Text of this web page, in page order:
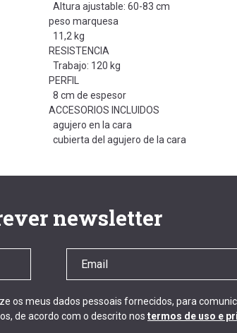
Altura ajustable: 60-83 cm
peso marquesa
11,2 kg
RESISTENCIA
Trabajo: 120 kg
PERFIL
8 cm de espesor
ACCESORIOS INCLUIDOS
agujero en la cara
cubierta del agujero de la cara
newsletter
os meus dados pessoais fornecidos, para
de acordo com o descrito nos termos de uso e